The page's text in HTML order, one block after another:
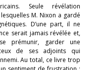
Seule révélation
M. Nixon a gardé
D’une part, il ne
serait jamais révélée et,
prémunir, garder une
de ses adjoints qui
Au total, ce livre trop